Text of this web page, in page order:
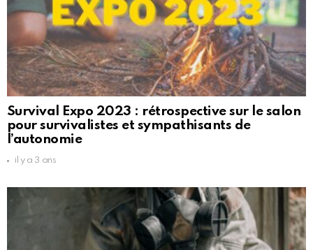
Survival Expo 2023 : rétrospective sur le salon
pour survivalistes et sympathisants de
l’autonomie
il y a 3 ans